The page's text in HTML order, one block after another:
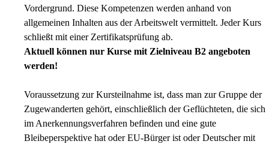
Vordergrund. Diese Kompetenzen werden anhand von
allgemeinen Inhalten aus der Arbeitswelt vermittelt. Jeder Kurs
schließt mit einer Zertifikatsprüfung ab.
Aktuell können nur Kurse mit Zielniveau B2 angeboten
werden!
Voraussetzung zur Kursteilnahme ist, dass man zur Gruppe der
Zugewanderten gehört, einschließlich der Geflüchteten, die sich
im Anerkennungsverfahren befinden und eine gute
Bleibeperspektive hat oder EU-Bürger ist oder Deutscher mit